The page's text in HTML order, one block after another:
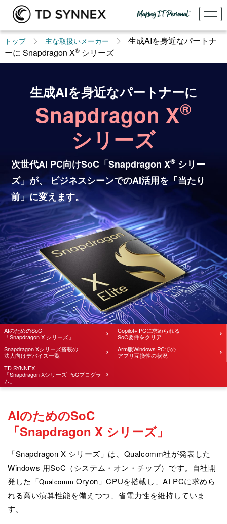
トップ 主な取扱いメーカー
生成AIを身近なパートナ
ーに Snapdragon X®シリーズ
生成AIを身近なパートナーに
Snapdragon X®
シリーズ
次世代AI PC向けSoC「Snapdragon X® シリー
ズ」が、ビジネスシーンでのAI活用を「当たり
前」に変えます。
AIのためのSoC
「Snapdragon X シリーズ」
Copilot+ PCに求められる
SoC要件をクリア
Snapdragon Xシリーズ搭載の
法⼈向けデバイス⼀覧
Arm版Windows PCでの
アプリ互換性の状況
TD SYNNEX
「Snapdragon Xシリーズ PoCプログラ
ム」
AIのためのSoC
「Snapdragon X シリーズ」
「Snapdragon X シリーズ」は、Qualcomm社が発表した
Windows 用SoC（システム・オン・チップ）です。自社開
発した「Qualcomm Oryon」CPUを搭載し、AI PCに求めら
れる高い演算性能を備えつつ、省電力性を維持していま
す。